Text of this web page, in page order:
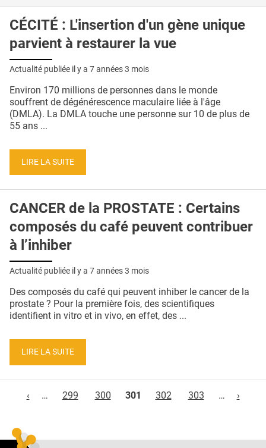
CÉCITÉ : L'insertion d'un gène unique
parvient à restaurer la vue
Actualité publiée il y a 7 années 3 mois
Environ 170 millions de personnes dans le monde
souffrent de dégénérescence maculaire liée à l'âge
(DMLA). La DMLA touche une personne sur 10 de plus de
55 ans ...
LIRE LA SUITE
CANCER de la PROSTATE : Certains
composés du café peuvent contribuer
à l’inhiber
Actualité publiée il y a 7 années 3 mois
Des composés du café qui peuvent inhiber le cancer de la
prostate ? Pour la première fois, des scientifiques
identifient in vitro et in vivo, en effet, des ...
LIRE LA SUITE
‹
… 299 300 301 302 303 … ›